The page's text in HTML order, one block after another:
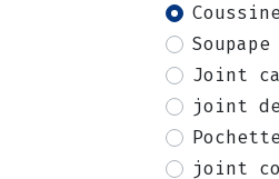
Soupape
Joint
joint
joint